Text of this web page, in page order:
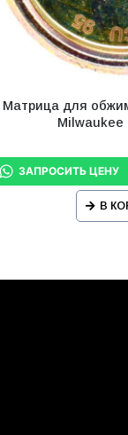
Матрица для
Milwaukee
В